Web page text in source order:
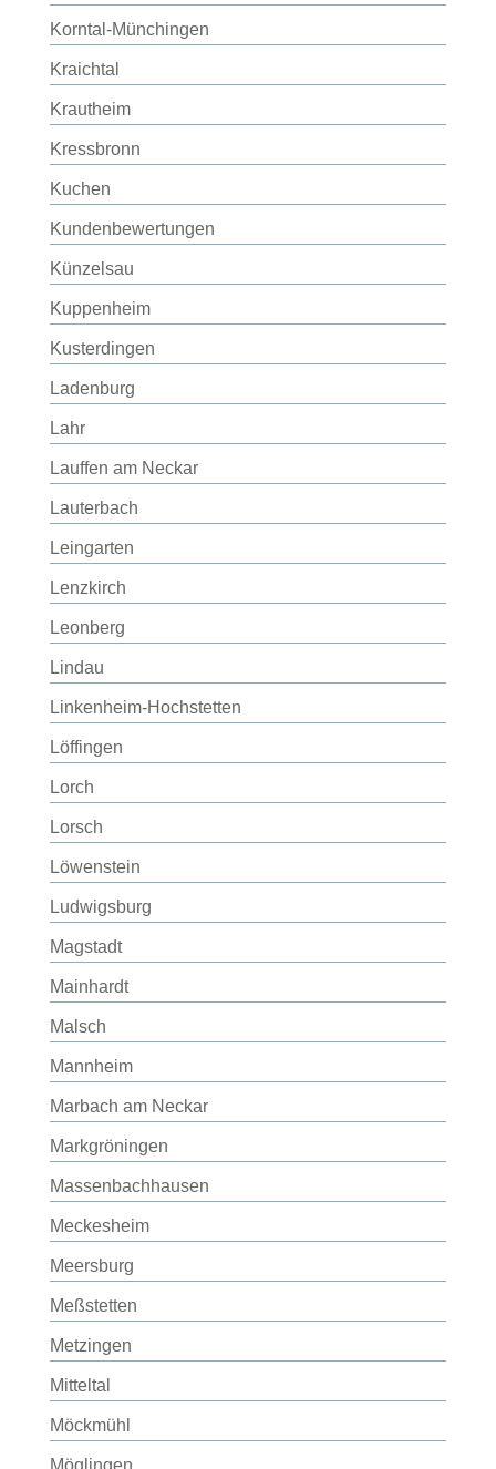
Korntal-Münchingen
Kraichtal
Krautheim
Kressbronn
Kuchen
Kundenbewertungen
Künzelsau
Kuppenheim
Kusterdingen
Ladenburg
Lahr
Lauffen am Neckar
Lauterbach
Leingarten
Lenzkirch
Leonberg
Lindau
Linkenheim-Hochstetten
Löffingen
Lorch
Lorsch
Löwenstein
Ludwigsburg
Magstadt
Mainhardt
Malsch
Mannheim
Marbach am Neckar
Markgröningen
Massenbachhausen
Meckesheim
Meersburg
Meßstetten
Metzingen
Mitteltal
Möckmühl
Möglingen